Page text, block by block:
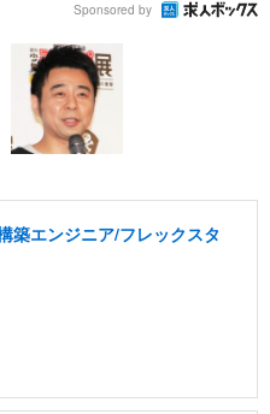
Sponsored by
築エンジニア/フレックスタ